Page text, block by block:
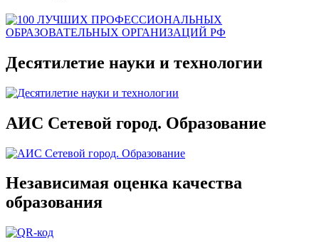
Десятилетие науки и технологии
АИС Сетевой город. Образование
Независимая оценка качества
образования